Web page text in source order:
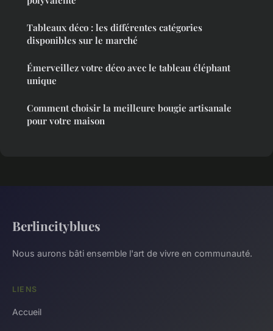
Tableaux déco : les différentes catégories
disponibles sur le marché
Émerveillez votre déco avec le tableau éléphant
unique
Comment choisir la meilleure bougie artisanale
pour votre maison
Berlincityblues
Nous aurons bâti ensemble l'art de vivre en communauté.
LIENS
Accueil